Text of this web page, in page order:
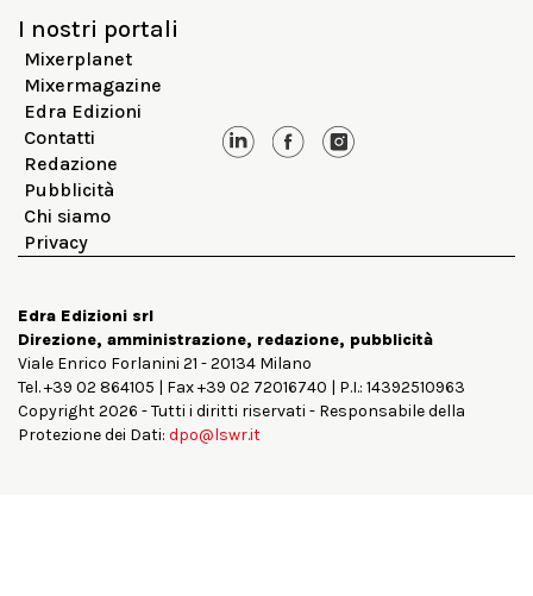
I nostri portali
Mixerplanet
Mixermagazine
Edra Edizioni
Contatti
Redazione
Pubblicità
Chi siamo
Privacy
Edra Edizioni srl
Direzione, amministrazione, redazione, pubblicità
Viale Enrico Forlanini 21 - 20134 Milano
Tel. +39 02 864105 | Fax +39 02 72016740 | P.I.: 14392510963
Copyright 2026 - Tutti i diritti riservati - Responsabile della
Protezione dei Dati: dpo@lswr.it